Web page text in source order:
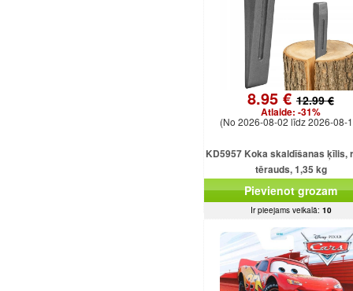
8.95 €12.99 €
Atlaide: -31%
(No 2026-08-02 līdz 2026-08-
KD5957 Koka skaldīšanas ķīlis,
tērauds, 1,35 kg
Pievienot grozam
Ir pieejams veikalā: 10